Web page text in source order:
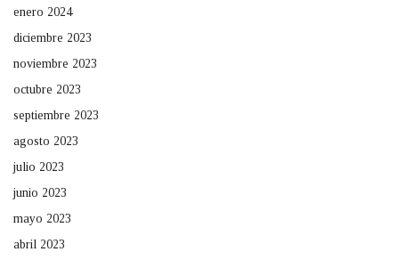
enero 2024
diciembre 2023
noviembre 2023
octubre 2023
septiembre 2023
agosto 2023
julio 2023
junio 2023
mayo 2023
abril 2023